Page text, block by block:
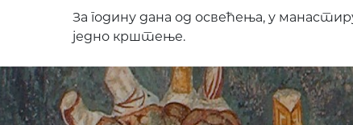
За годину дана од освећења, у
једно крштење.